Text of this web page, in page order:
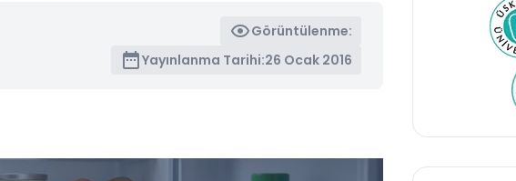
Görüntülenme:
Yayınlanma Tarihi:26 Ocak 2016